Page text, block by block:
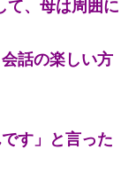
て、母は周囲に
話の楽しい方
す」と言った